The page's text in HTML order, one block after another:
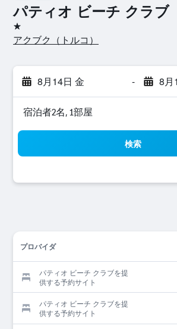
パティオ ビーチ クラブ
1つ星
アクブク​（トルコ​）​
8月14日 金 - 8月
宿泊者2名, 1​部屋
検索
プロバイダ
パティオ ビーチ クラブを提
供する予約サイト
パティオ ビーチ クラブを提
供する予約サイト